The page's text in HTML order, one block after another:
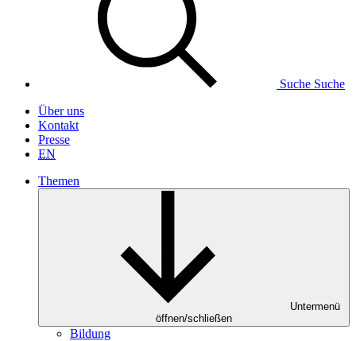
Suche Suche
Über uns
Kontakt
Presse
EN
Themen
Untermenü
öffnen/schließen
Bildung